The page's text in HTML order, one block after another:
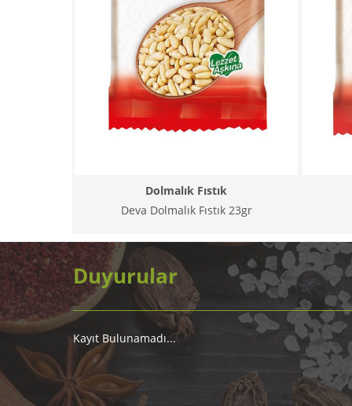
Dolmalık Fıstık
Deva Dolmalık Fıstık 23gr
Duyurular
Kayıt Bulunamadı...